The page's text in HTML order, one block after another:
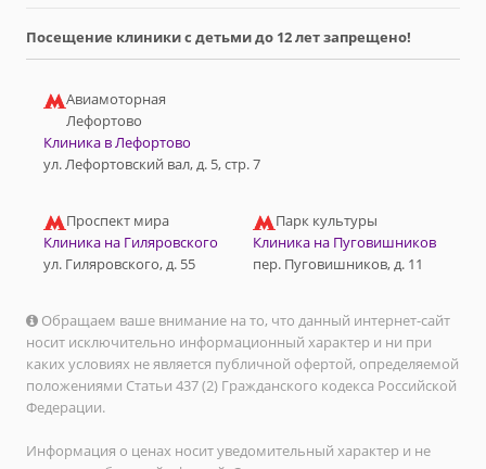
Посещение клиники с детьми до 12 лет запрещено!
Авиамоторная
Лефортово
Клиника в Лефортово
ул. Лефортовский вал, д. 5, стр. 7
Проспект мира
Клиника на Гиляровского
ул. Гиляровского, д. 55
Парк культуры
Клиника на Пуговишников
пер. Пуговишников, д. 11
Обращаем ваше внимание на то, что данный интернет-сайт
носит исключительно информационный характер и ни при
каких условиях не является публичной офертой, определяемой
положениями Статьи 437 (2) Гражданского кодекса Российской
Федерации.
Информация о ценах носит уведомительный характер и не